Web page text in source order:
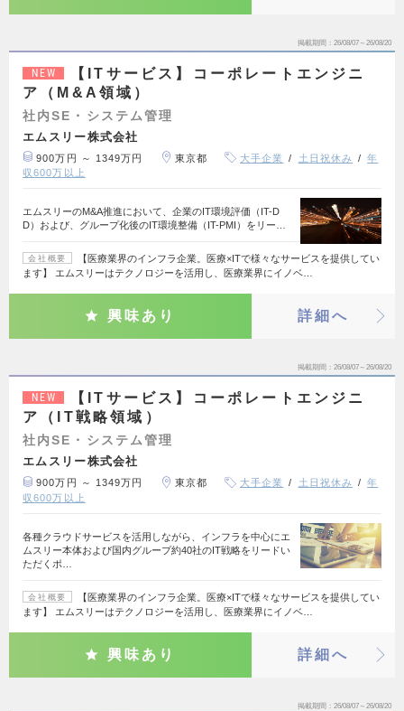
掲載期間 26/08/07～26/08/20
NEW
【ITサービス】コーポレートエンジニ
ア（M&A領域）
社内SE・システム管理
エムスリー株式会社
900万円 ～ 1349万円 東京都 大手企業 土日祝休み
年
収600万以上
エムスリーのM&A推進において、企業のIT環境評価（IT-D
D）および、グループ化後のIT環境整備（IT-PMI）をリー…
会社概要
【医療業界のインフラ企業。医療×ITで様々なサービスを提供してい
ます】 エムスリーはテクノロジーを活用し、医療業界にイノベ…
興味あり 詳細へ
掲載期間 26/08/07～26/08/20
NEW
【ITサービス】コーポレートエンジニ
ア（IT戦略領域）
社内SE・システム管理
エムスリー株式会社
900万円 ～ 1349万円 東京都 大手企業 土日祝休み
年
収600万以上
各種クラウドサービスを活用しながら、インフラを中心にエ
ムスリー本体および国内グループ約40社のIT戦略をリードい
ただくポ…
会社概要
【医療業界のインフラ企業。医療×ITで様々なサービスを提供してい
ます】 エムスリーはテクノロジーを活用し、医療業界にイノベ…
興味あり 詳細へ
掲載期間 26/08/07～26/08/20